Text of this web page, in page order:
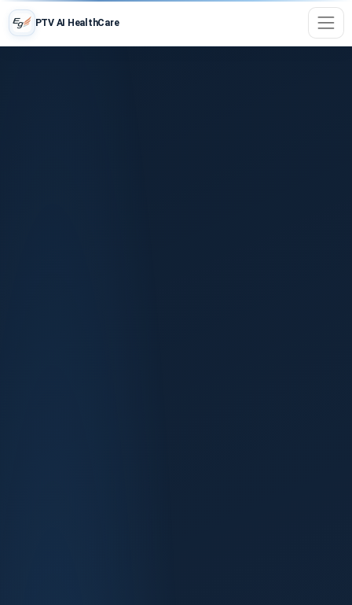
PTV AI HealthCare